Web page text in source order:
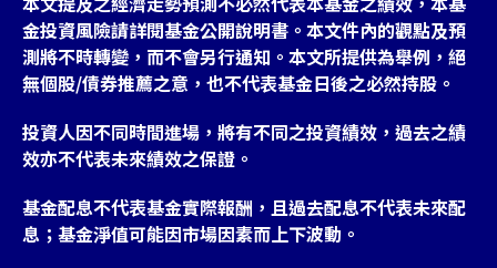
金投資風險請詳閱基金公開說明書。本文件內的觀點及預
測將不時轉變，而不會另行通知。本文所提供為舉例，絕
無個股/債券推薦之意，也不代表基金日後之必然持股。
投資人因不同時間進場，將有不同之投資績效，過去之績
效亦不代表未來績效之保證。
基金配息不代表基金實際報酬，且過去配息不代表未來配
息；基金淨值可能因市場因素而上下波動。